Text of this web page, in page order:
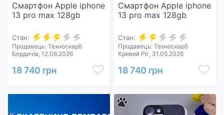
Смартфон Apple iphone
13 pro max 128gb
Стан:
Продавець: Техноскарб
Бердичів, 12.06.2026
18 740 грн
Смартфон Apple iphone
13 pro max 128gb
Стан:
Продавець: Техноскарб
Кривий Ріг, 31.05.2026
18 740 грн